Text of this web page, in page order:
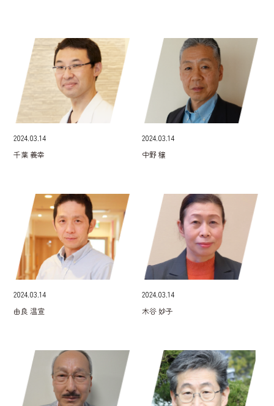
2024.03.14
千葉 義幸
2024.03.14
中野 穣
2024.03.14
由良 温宣
2024.03.14
木谷 妙子